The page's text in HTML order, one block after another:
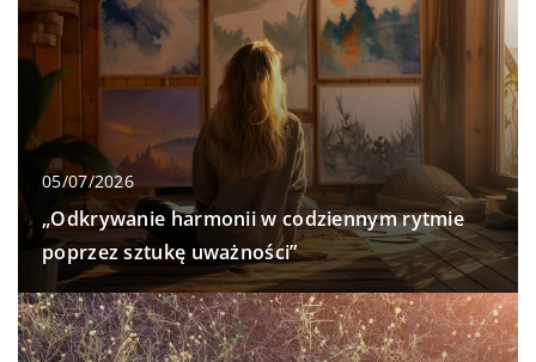
05/07/2026
„Odkrywanie harmonii w codziennym rytmie
poprzez sztukę uważności”